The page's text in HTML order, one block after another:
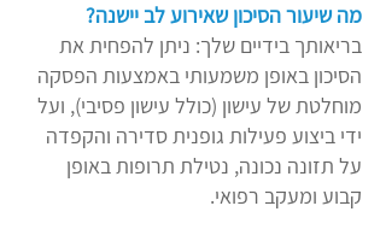
מה שיעור הסיכון שאירוע לב יישנה?
בריאותך בידיים שלך: ניתן להפחית את
הסיכון באופן משמעותי באמצעות הפסקה
מוחלטת של עישון (כולל עישון פסיבי), ועל
ידי ביצוע פעילות גופנית סדירה והקפדה
על תזונה נכונה, נטילת תרופות באופן
קבוע ומעקב רפואי.